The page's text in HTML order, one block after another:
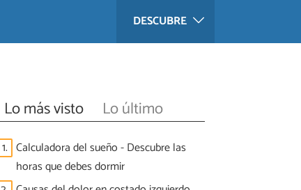
DESCUBRE
Lo más visto Lo último
1. Calculadora del sueño - Descubre las
horas que debes dormir